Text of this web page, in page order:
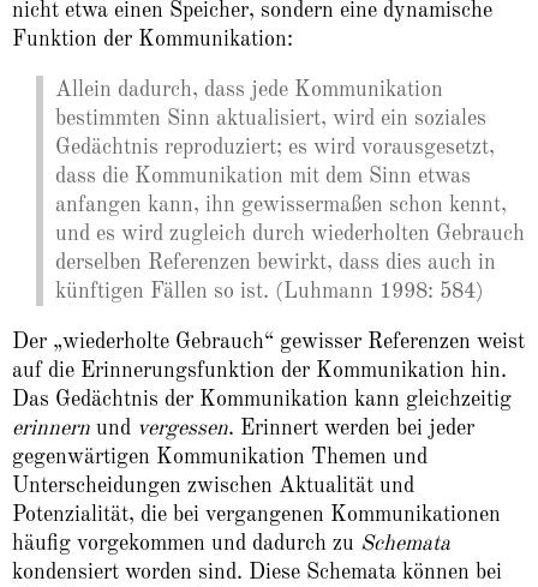
nicht etwa einen Speicher, sondern eine dynamische
Funktion der Kommunikation:
Allein dadurch, dass jede Kommunikation
bestimmten Sinn aktualisiert, wird ein soziales
Gedächtnis reproduziert; es wird vorausgesetzt,
dass die Kommunikation mit dem Sinn etwas
anfangen kann, ihn gewissermaßen schon kennt,
und es wird zugleich durch wiederholten Gebrauch
derselben Referenzen bewirkt, dass dies auch in
künftigen Fällen so ist. (Luhmann 1998: 584)
Der „wiederholte Gebrauch“ gewisser Referenzen weist
auf die Erinnerungsfunktion der Kommunikation hin.
Das Gedächtnis der Kommunikation kann gleichzeitig
erinnern und vergessen. Erinnert werden bei jeder
gegenwärtigen Kommunikation Themen und
Unterscheidungen zwischen Aktualität und
Potenzialität, die bei vergangenen Kommunikationen
häufig vorgekommen und dadurch zu Schemata
kondensiert worden sind. Diese Schemata können bei